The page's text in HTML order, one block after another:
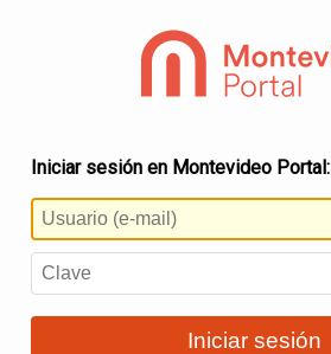
Iniciar sesión en Montevideo Portal:
Iniciar sesión